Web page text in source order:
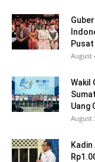
August
Wakil
Uang
August